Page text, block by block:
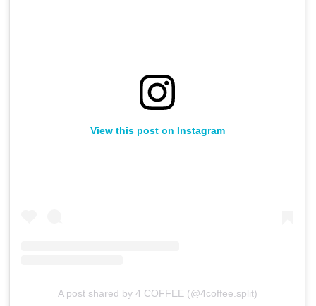
View this post on Instagram
A post shared by 4 COFFEE (@4coffee.split)